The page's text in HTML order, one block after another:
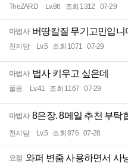
TheZARD Lv.86 조회 1312 07-29
마법사 버땅칼질 무기고민입니
천지담 Lv.5 조회 1071 07-29
마법사 법사 키우고 싶은데
폴름 Lv.41 조회 1167 07-29
마법사 8은장. 8메일 추천 부탁
천지담 Lv.5 조회 876 07-28
요정 와퍼 변줌 사용하면서 사